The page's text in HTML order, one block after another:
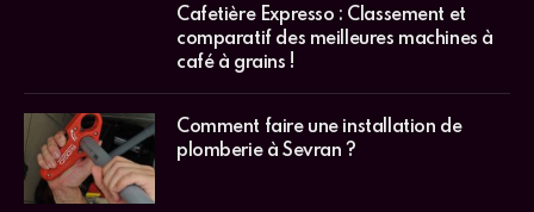
Cafetière Expresso : Classement et
comparatif des meilleures machines à
café à grains !
Comment faire une installation de
plomberie à Sevran ?